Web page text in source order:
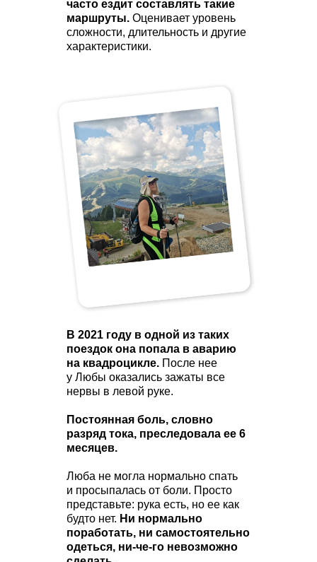
В 2021 году в одной из таких
поездок она попала в аварию
на квадроцикле. После нее
у Любы оказались зажаты все
нервы в левой руке.
Постоянная боль, словно
разряд тока, преследовала ее 6
месяцев.
Люба не могла нормально спать
и просыпалась от боли. Просто
представьте: рука есть, но ее как
будто нет. Ни нормально
поработать, ни самостоятельно
одеться, ни-че-го невозможно
часто ездит составлять такие
маршруты. Оценивает уровень
сложности, длительность и другие
характеристики.